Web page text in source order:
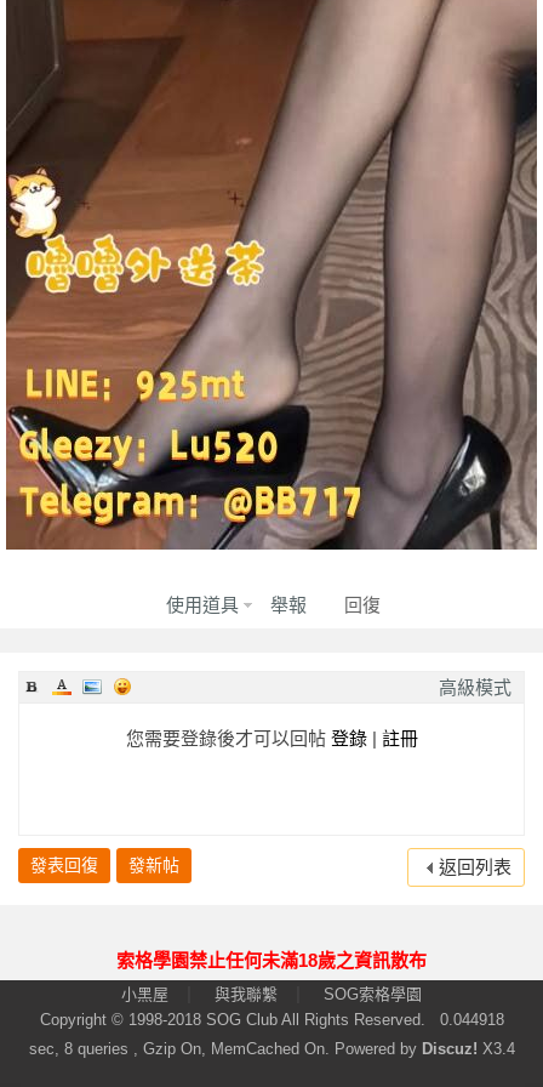
回復
使用道具 舉報
高級模式
您需要登錄後才可以回帖 登錄| 註冊
發表回復 發新帖 返回列表
索格學園禁止任何未滿18歲之資訊散布
小黑屋 與我聯繫
SOG索格學園
Copyright © 1998-2018 SOG ClubAll Rights Reserved. 0.044918
sec, 8 queries , Gzip On, MemCached On. Powered by Discuz! X3.4